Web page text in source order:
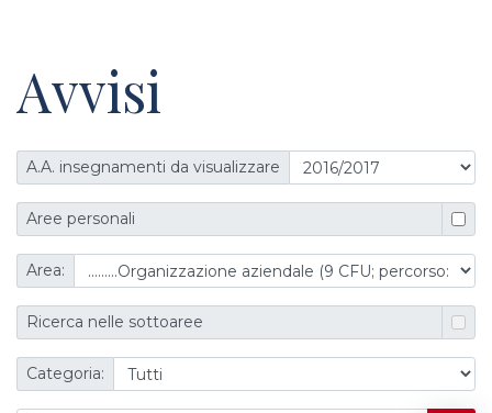
Avvisi
A.A. insegnamenti da visualizzare
Aree personali
Area:
Ricerca nelle sottoaree
Categoria: